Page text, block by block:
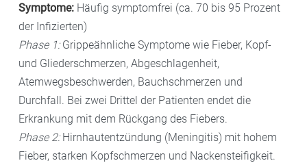
Symptome: Häufig symptomfrei (ca. 70 bis 95 Prozent
der Infizierten)
Phase 1: Grippeähnliche Symptome wie Fieber, Kopf-
und Gliederschmerzen, Abgeschlagenheit,
Atemwegsbeschwerden, Bauchschmerzen und
Durchfall. Bei zwei Drittel der Patienten endet die
Erkrankung mit dem Rückgang des Fiebers.
Phase 2: Hirnhautentzündung (Meningitis) mit hohem
Fieber, starken Kopfschmerzen und Nackensteifigkeit.